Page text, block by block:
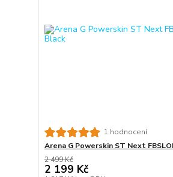
1 hodnocení
Arena G Powerskin ST Next
2 499 Kč
2 199 Kč